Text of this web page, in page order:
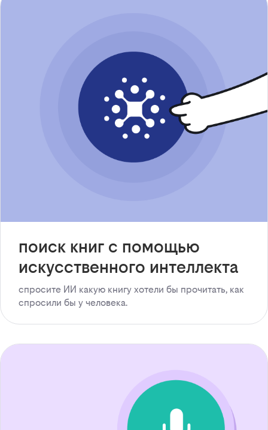
поиск книг с помощью
искусственного интеллекта
спросите ИИ какую книгу хотели бы прочитать, как
спросили бы у человека.